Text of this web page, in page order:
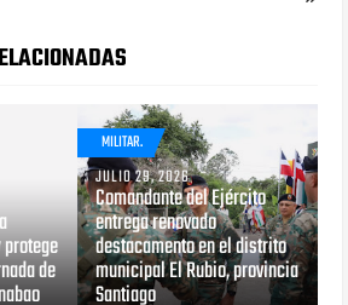
de
MILITAR.
JULIO 29, 2026
Comandante del Ejército
entrega renovado
destacamento en el distrito
municipal El Rubio, provincia
Santiago